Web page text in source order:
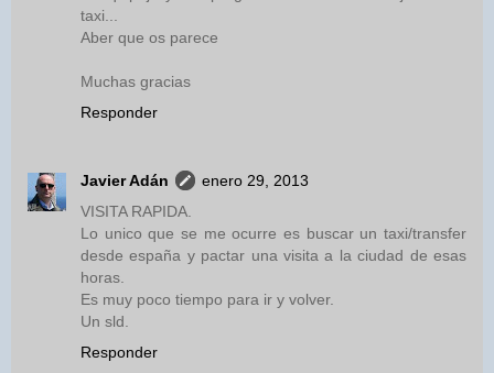
taxi...
Aber que os parece
Muchas gracias
Responder
Javier Adán
enero 29, 2013
VISITA RAPIDA.
Lo unico que se me ocurre es buscar un taxi/transfer
desde españa y pactar una visita a la ciudad de esas
horas.
Es muy poco tiempo para ir y volver.
Un sld.
Responder